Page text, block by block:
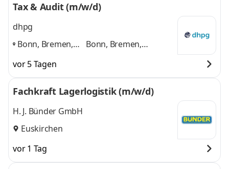
Tax & Audit (m/w/d)
dhpg
Bonn, Bremen,
Stuttgart,
Bonn, Bremen,
vor 5 Tagen
Fachkraft Lagerlogistik (m/w/d)
H. J. Bünder GmbH
Euskirchen
vor 1 Tag